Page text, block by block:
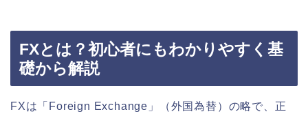
FXとは？初心者にもわかりやすく基
礎から解説
FXは「Foreign Exchange」（外国為替）の略で、正